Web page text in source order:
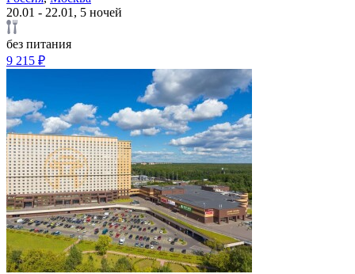
20.01 - 22.01, 5 ночей
без питания
9 215 ₽